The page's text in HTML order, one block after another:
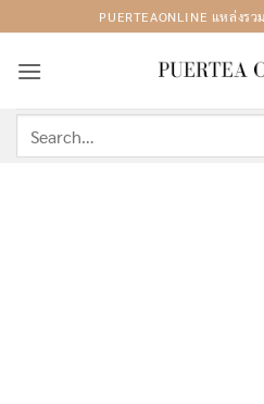
to
content
PUERTEAONLINE แหล่งร
for: